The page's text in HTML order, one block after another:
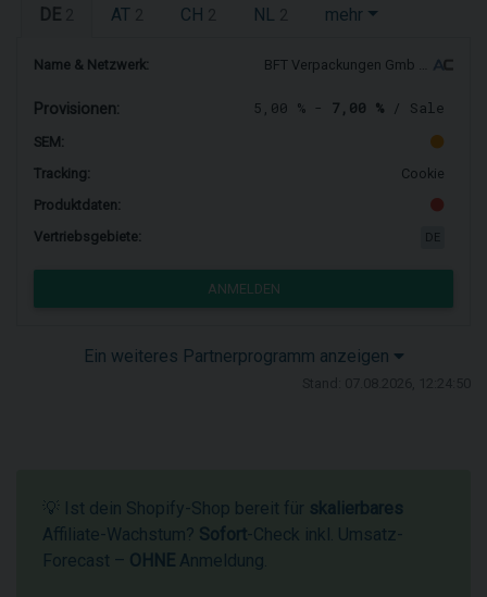
DE AT CH NL mehr
Name & Netzwerk: BFT Verpackungen Gmb …
Provisionen: 5,00 % - 7,00 % / Sale
SEM:
Tracking:
Cookie
Produktdaten:
Vertriebsgebiete:
ANMELDEN
Ein weiteres Partnerprogramm anzeigen
💡 Ist dein Shopify-Shop bereit für skalierbares
Affiliate-Wachstum? Sofort-Check inkl. Umsatz-
Forecast – OHNE Anmeldung.